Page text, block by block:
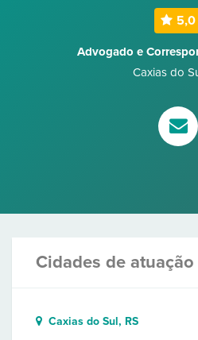
5,0
Advogado e
Caxias do
Cidades de atuação
Caxias do Sul, RS